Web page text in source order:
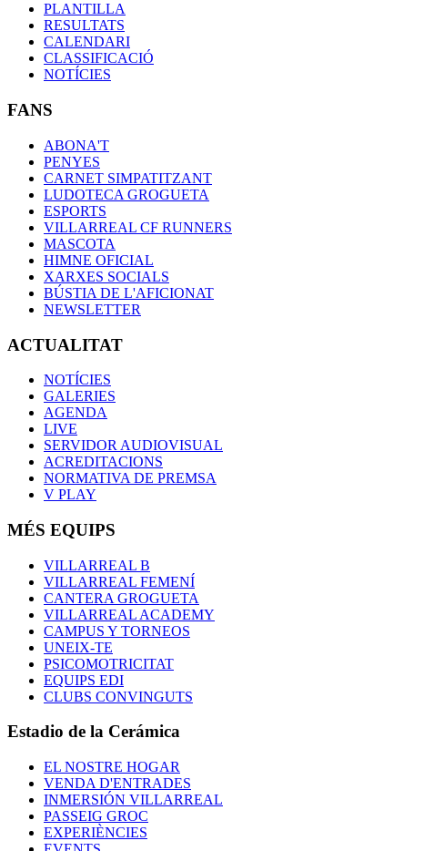
PLANTILLA
RESULTATS
CALENDARI
CLASSIFICACIÓ
NOTÍCIES
FANS
ABONA'T
PENYES
CARNET SIMPATITZANT
LUDOTECA GROGUETA
ESPORTS
VILLARREAL CF RUNNERS
MASCOTA
HIMNE OFICIAL
XARXES SOCIALS
BÚSTIA DE L'AFICIONAT
NEWSLETTER
ACTUALITAT
NOTÍCIES
GALERIES
AGENDA
LIVE
SERVIDOR AUDIOVISUAL
ACREDITACIONS
NORMATIVA DE PREMSA
V PLAY
MÉS EQUIPS
VILLARREAL B
VILLARREAL FEMENÍ
CANTERA GROGUETA
VILLARREAL ACADEMY
CAMPUS Y TORNEOS
UNEIX-TE
PSICOMOTRICITAT
EQUIPS EDI
CLUBS CONVINGUTS
Estadio de la Cerámica
EL NOSTRE HOGAR
VENDA D'ENTRADES
INMERSIÓN VILLARREAL
PASSEIG GROC
EXPERIÈNCIES